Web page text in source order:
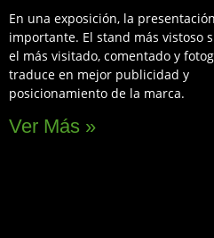
En una exposición, la
importante. El stand más vistoso
el más visitado, comentado y
traduce en mejor publicidad y
posicionamiento de la marca.
Ver Más »